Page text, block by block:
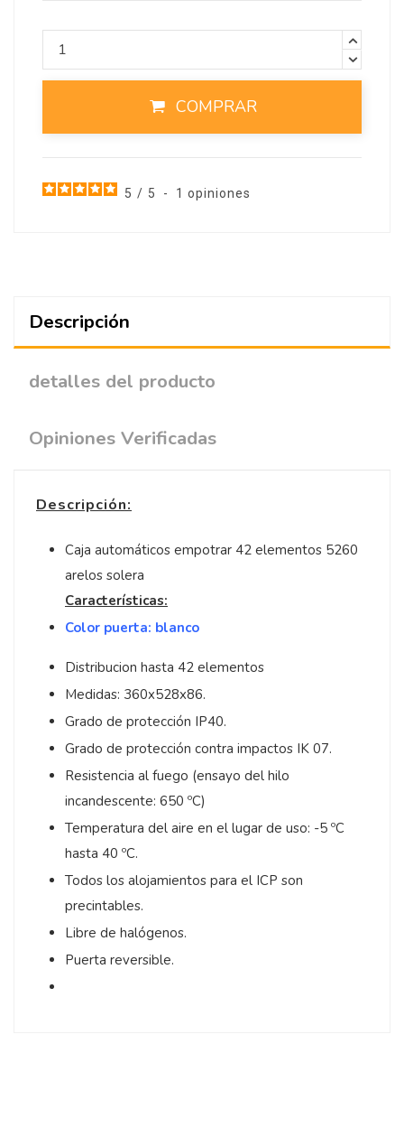
COMPRAR
5 / 5 - 1 opiniones
Descripción
detalles del producto
Opiniones Verificadas
Descripción:
Caja automáticos empotrar 42 elementos 5260
arelos solera
Características:
Color puerta: blanco
Distribucion hasta 42 elementos
Medidas: 360x528x86.
Grado de protección IP40.
Grado de protección contra impactos IK 07.
Resistencia al fuego (ensayo del hilo
incandescente: 650 ºC)
Temperatura del aire en el lugar de uso: -5 ºC
hasta 40 ºC.
Todos los alojamientos para el ICP son
precintables.
Libre de halógenos.
Puerta reversible.